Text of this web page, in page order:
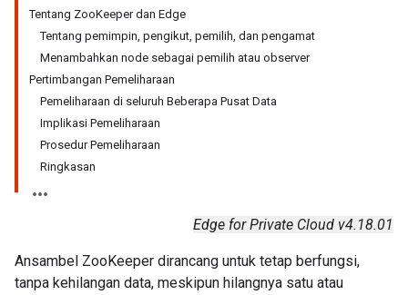
Tentang ZooKeeper dan Edge
Tentang pemimpin, pengikut, pemilih, dan pengamat
Menambahkan node sebagai pemilih atau observer
Pertimbangan Pemeliharaan
Pemeliharaan di seluruh Beberapa Pusat Data
Implikasi Pemeliharaan
Prosedur Pemeliharaan
Ringkasan
Edge for Private Cloud v4.18.01
Ansambel ZooKeeper dirancang untuk tetap berfungsi,
tanpa kehilangan data, meskipun hilangnya satu atau